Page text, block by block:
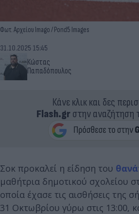
Φωτ. Αρχείου Imago / Pond5 Images
Κώστας
Παπαδόπουλος
31.10.2025 15:45
Κάνε κλικ και δες
Flash.grστην αναζήτηση
Σοκ προκαλεί η είδηση του
μαθήτρια δημοτικού σχολείου
οποία έχασε τις αισθήσεις της
31 Οκτωβρίου γύρω στις 13:00,